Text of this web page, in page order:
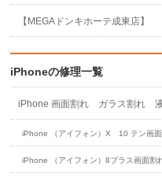
【MEGAドンキホーテ成東店】
iPhoneの修理一覧
iPhone 画面割れ ガラス割れ
iPhone （アイフォン）X 10 テン画
iPhone （アイフォン）8プラス画面